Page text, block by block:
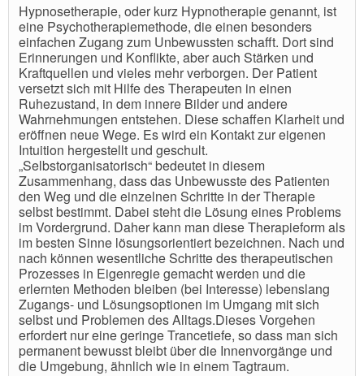
Hypnosetherapie, oder kurz Hypnotherapie genannt, ist
eine Psychotherapiemethode, die einen besonders
einfachen Zugang zum Unbewussten schafft. Dort sind
Erinnerungen und Konflikte, aber auch Stärken und
Kraftquellen und vieles mehr verborgen. Der Patient
versetzt sich mit Hilfe des Therapeuten in einen
Ruhezustand, in dem innere Bilder und andere
Wahrnehmungen entstehen. Diese schaffen Klarheit und
eröffnen neue Wege. Es wird ein Kontakt zur eigenen
Intuition hergestellt und geschult.
„Selbstorganisatorisch“ bedeutet in diesem
Zusammenhang, dass das Unbewusste des Patienten
den Weg und die einzelnen Schritte in der Therapie
selbst bestimmt. Dabei steht die Lösung eines Problems
im Vordergrund. Daher kann man diese Therapieform als
im besten Sinne lösungsorientiert bezeichnen. Nach und
nach können wesentliche Schritte des therapeutischen
Prozesses in Eigenregie gemacht werden und die
erlernten Methoden bleiben (bei Interesse) lebenslang
Zugangs- und Lösungsoptionen im Umgang mit sich
selbst und Problemen des Alltags.Dieses Vorgehen
erfordert nur eine geringe Trancetiefe, so dass man sich
permanent bewusst bleibt über die Innenvorgänge und
die Umgebung, ähnlich wie in einem Tagtraum.